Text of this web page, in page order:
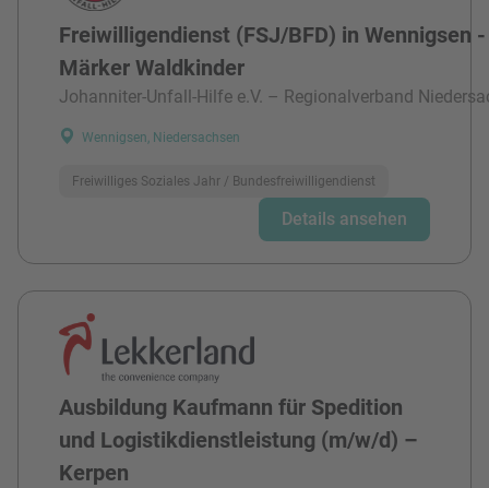
Freiwilligendienst (FSJ/BFD) in Wennigsen
Märker Waldkinder
Johanniter-Unfall-Hilfe e.V. – Regionalverband
Wennigsen, Niedersachsen
Freiwilliges Soziales Jahr / Bundesfreiwilligendienst
Details ansehen
Ausbildung Kaufmann für Spedition
und Logistikdienstleistung (m/w/d) –
Kerpen